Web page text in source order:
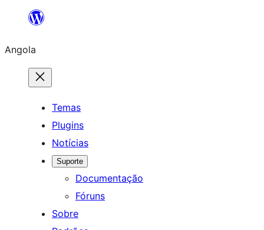
Saltar
o
conteúdo
Angola
Temas
Plugins
Notícias
Suporte
Documentação
Fóruns
Sobre